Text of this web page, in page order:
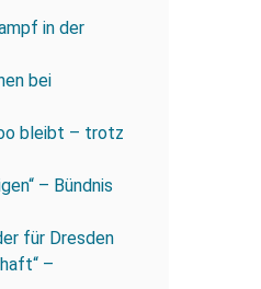
in der
bei
bleibt – trotz
– Bündnis
für Dresden
–